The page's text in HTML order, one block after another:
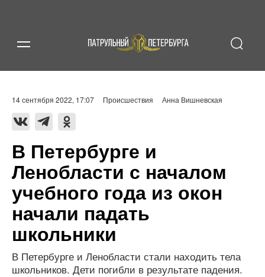
14 сентября 2022, 17:07 Происшествия Анна Вишневская
В Петербурге и
Ленобласти с началом
учебного года из окон
начали падать
школьники
В Петербурге и Ленобласти стали находить тела
школьников. Дети погибли в результате падения.